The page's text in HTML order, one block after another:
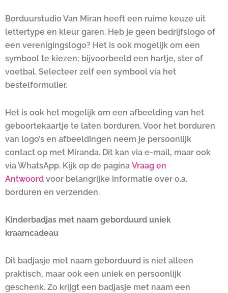
Borduurstudio Van Miran heeft een ruime keuze uit
lettertype en kleur garen. Heb je geen bedrijfslogo of
een verenigingslogo? Het is ook mogelijk om een
symbool te kiezen; bijvoorbeeld een hartje, ster of
voetbal. Selecteer zelf een symbool via het
bestelformulier.
Het is ook het mogelijk om een afbeelding van het
geboortekaartje te laten borduren. Voor het borduren
van logo’s en afbeeldingen neem je persoonlijk
contact op met Miranda. Dit kan via e-mail, maar ook
via WhatsApp. Kijk op de pagina Vraag en
Antwoord voor belangrijke informatie over o.a.
borduren en verzenden.
Kinderbadjas met naam geborduurd uniek
kraamcadeau
Dit badjasje met naam geborduurd is niet alleen
praktisch, maar ook een uniek en persoonlijk
geschenk. Zo krijgt een badjasje met naam een